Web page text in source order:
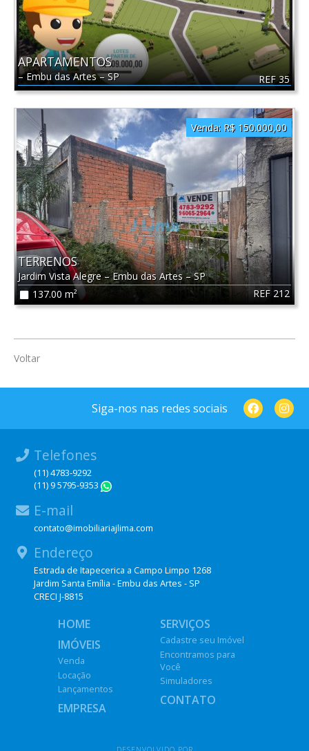
REF 35
APARTAMENTOS
–Embu das Artes–SP
REF 212
TERRENOS
Jardim Vista Alegre–Embu das Artes–SP
137.00 m²
Venda: R$ 150.000,00
Voltar
Siga-nos nas redes sociais
Telefones
(11) 4783-9292
(11) 9 5795-9353
E-mail
contato@imobiliariajlima.com
Endereço
Estrada de Itapecerica a Campo Limpo 1268
Jardim Santa Emília - Embu das Artes - SP
CRECI J-8815
HOME
IMÓVEIS
Venda
Locação
Lançamentos
EMPRESA
SERVIÇOS
Cadastre seu Imóvel
Encontramos para
Você
Simuladores
CONTATO